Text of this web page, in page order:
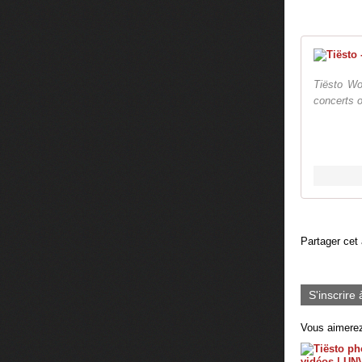
Tiësto
concerts
Partager cet
S'inscrire
Vous